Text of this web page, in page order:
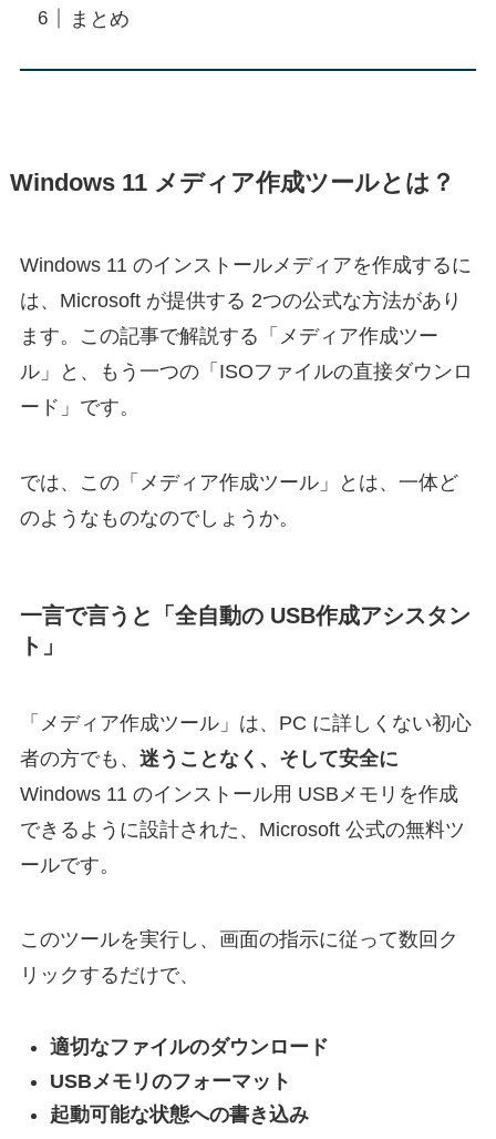
まとめ
Windows 11 メディア作成ツールとは？
Windows 11 のインストールメディアを作成するに
は、Microsoft が提供する 2つの公式な方法があり
ます。この記事で解説する「メディア作成ツー
ル」と、もう一つの「ISOファイルの直接ダウンロ
ード」です。
では、この「メディア作成ツール」とは、一体ど
のようなものなのでしょうか。
一言で言うと「全自動の USB作成アシスタン
ト」
「メディア作成ツール」は、PC に詳しくない初心
者の方でも、 迷うことなく、そして安全に
Windows 11 のインストール用 USBメモリを作成
できるように設計された、Microsoft 公式の無料ツ
ールです。
このツールを実行し、画面の指示に従って数回ク
リックするだけで、
適切なファイルのダウンロード
USBメモリのフォーマット
起動可能な状態への書き込み